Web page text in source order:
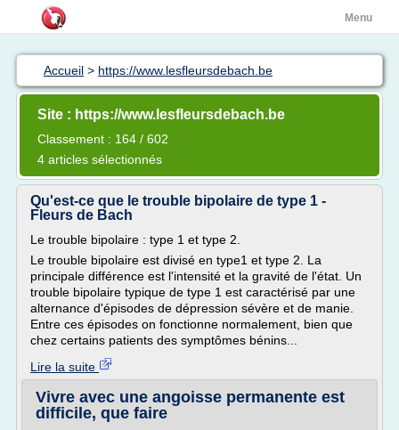
Menu
Accueil > https://www.lesfleursdebach.be
Site : https://www.lesfleursdebach.be
Classement : 164 / 602
4 articles sélectionnés
Qu'est-ce que le trouble bipolaire de type 1 -
Fleurs de Bach
Le trouble bipolaire : type 1 et type 2.
Le trouble bipolaire est divisé en type1 et type 2. La
principale différence est l'intensité et la gravité de l'état. Un
trouble bipolaire typique de type 1 est caractérisé par une
alternance d'épisodes de dépression sévère et de manie.
Entre ces épisodes on fonctionne normalement, bien que
chez certains patients des symptômes bénins...
Lire la suite
Vivre avec une angoisse permanente est
difficile, que faire